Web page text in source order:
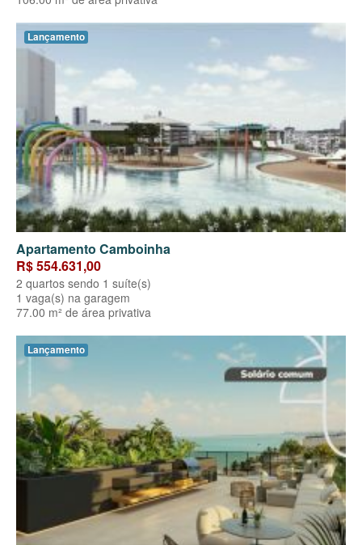
Lançamento
Apartamento Camboinha
R$ 554.631,00
2 quartos sendo 1 suíte(s)
1 vaga(s) na garagem
77.00 m² de área privativa
Lançamento